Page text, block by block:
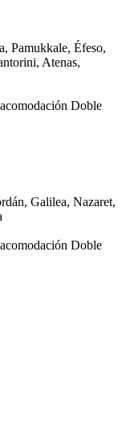
Pamukkale, Éfeso,
Atenas,
Doble
Galilea, Nazaret,
Doble